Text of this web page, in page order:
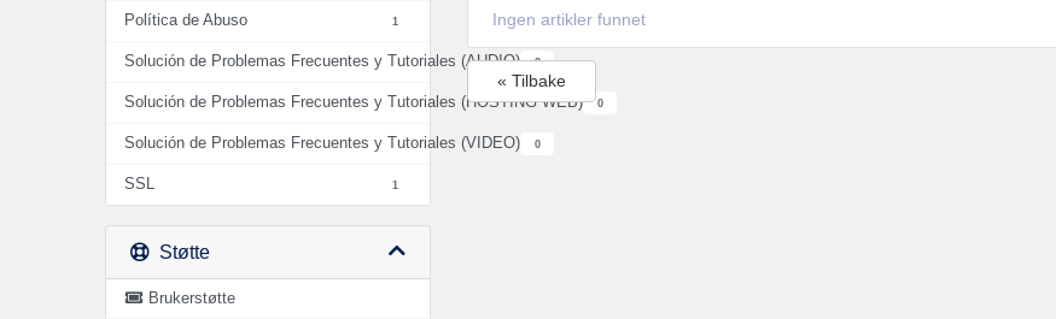
Política de Abuso 1
Solución de Problemas Frecuentes y Tutoriales (AUDIO) 2
Solución de Problemas Frecuentes y Tutoriales (HOSTING WEB) 0
Solución de Problemas Frecuentes y Tutoriales (VIDEO) 0
SSL 1
Støtte
Brukerstøtte
Ingen artikler funnet
« Tilbake